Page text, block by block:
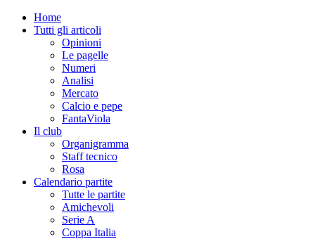
Home
Tutti gli articoli
Opinioni
Le pagelle
Numeri
Analisi
Mercato
Calcio e pepe
FantaViola
Il club
Organigramma
Staff tecnico
Rosa
Calendario partite
Tutte le partite
Amichevoli
Serie A
Coppa Italia